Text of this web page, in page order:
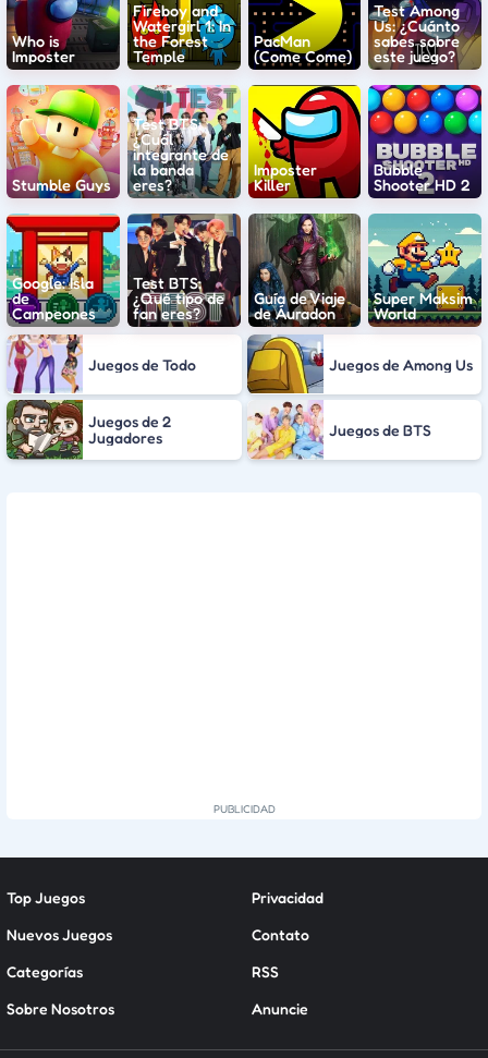
Who is
Imposter
Fireboy and
Watergirl 1: In
the Forest
Temple
PacMan
(Come Come)
Test Among
Us: ¿Cuánto
sabes sobre
este juego?
Stumble Guys
Test BTS:
¿Cuál
integrante de
la banda
eres?
Imposter
Killer
Bubble
Shooter HD 2
Google: Isla
de
Campeones
Test BTS:
¿Qué tipo de
fan eres?
Guía de Viaje
de Áuradon
Super Maksim
World
Juegos de Todo Juegos de Among Us
Juegos de 2
Jugadores
Juegos de BTS
Top Juegos
Nuevos Juegos
Categorías
Sobre Nosotros
Privacidad
Contato
RSS
Anuncie